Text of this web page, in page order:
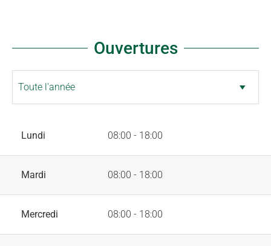
Ouvertures
Lundi 08:00 - 18:00
Mardi 08:00 - 18:00
Mercredi 08:00 - 18:00